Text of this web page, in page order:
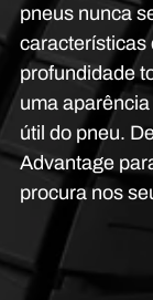
pneus nunca
características
profundidade
uma
útil do pneu.
Advantage
procura nos